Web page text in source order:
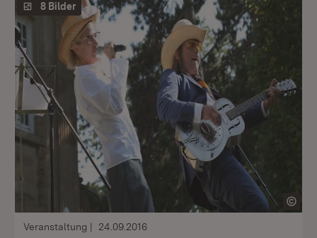
8 Bilder
Veranstaltung 24.09.2016